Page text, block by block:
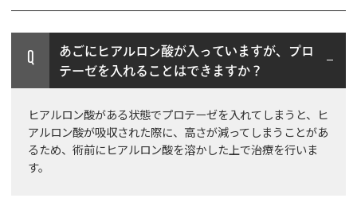
Q
あごにヒアルロン酸が入っていますが、プロ
テーゼを入れることはできますか？
ヒアルロン酸がある状態でプロテーゼを入れてしまうと、ヒ
アルロン酸が吸収された際に、高さが減ってしまうことがあ
るため、術前にヒアルロン酸を溶かした上で治療を行いま
す。